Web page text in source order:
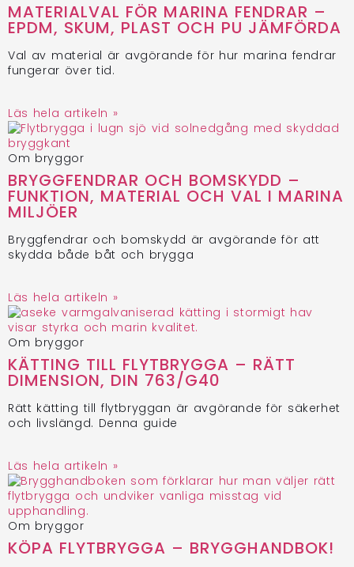
MATERIALVAL FÖR MARINA FENDRAR –
EPDM, SKUM, PLAST OCH PU JÄMFÖRDA
Val av material är avgörande för hur marina fendrar
fungerar över tid.
Läs hela artikeln »
Om bryggor
BRYGGFENDRAR OCH BOMSKYDD –
FUNKTION, MATERIAL OCH VAL I MARINA
MILJÖER
Bryggfendrar och bomskydd är avgörande för att
skydda både båt och brygga
Läs hela artikeln »
Om bryggor
KÄTTING TILL FLYTBRYGGA – RÄTT
DIMENSION, DIN 763/G40
Rätt kätting till flytbryggan är avgörande för säkerhet
och livslängd. Denna guide
Läs hela artikeln »
Om bryggor
KÖPA FLYTBRYGGA – BRYGGHANDBOK!